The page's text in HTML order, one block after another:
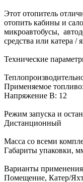
Этот отопитель
отопить кабины и
микроавтобусы,
средства или катера /
Технические
Применяемое
Напряжение В: 12
Режим запуска и
Дистанционный
Масса со всеми
Габариты упаковки,
Варианты
Помещение, Катер/